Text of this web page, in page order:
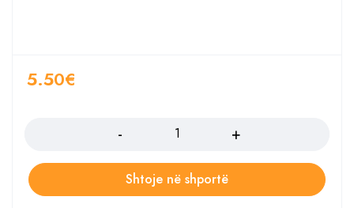
5.50€
Shtoje në shportë